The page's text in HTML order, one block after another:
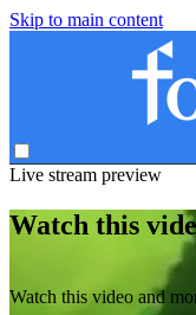
Skip to main content
Live stream preview
Watch this
Watch this video and